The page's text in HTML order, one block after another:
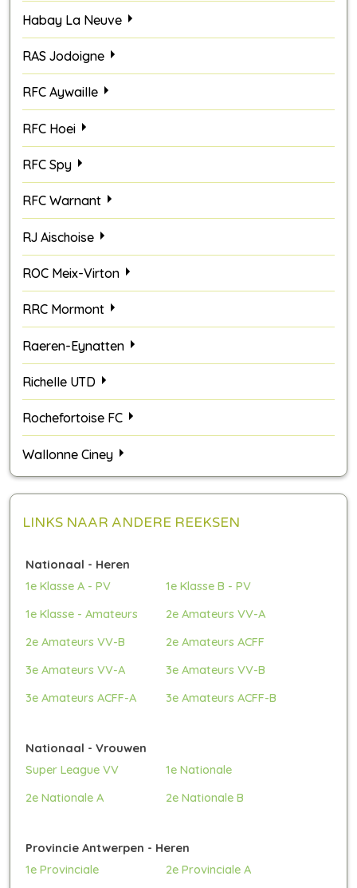
Habay La Neuve
RAS Jodoigne
RFC Aywaille
RFC Hoei
RFC Spy
RFC Warnant
RJ Aischoise
ROC Meix-Virton
RRC Mormont
Raeren-Eynatten
Richelle UTD
Rochefortoise FC
Wallonne Ciney
LINKS NAAR ANDERE REEKSEN
Nationaal - Heren
1e Klasse A - PV
1e Klasse B - PV
1e Klasse - Amateurs
2e Amateurs VV-A
2e Amateurs VV-B
2e Amateurs ACFF
3e Amateurs VV-A
3e Amateurs VV-B
3e Amateurs ACFF-A
3e Amateurs ACFF-B
Nationaal - Vrouwen
Super League VV
1e Nationale
2e Nationale A
2e Nationale B
Provincie Antwerpen - Heren
1e Provinciale
2e Provinciale A